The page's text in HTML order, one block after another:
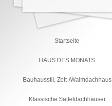
Startseite
HAUS DES MONATS
Bauhausstil, Zelt-/Walmdachhaus
Klassische Satteldachhäuser